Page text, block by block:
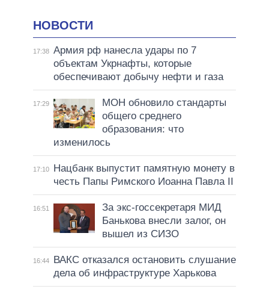
НОВОСТИ
17:38 Армия рф нанесла удары по 7
объектам Укрнафты, которые
обеспечивают добычу нефти и газа
17:29
МОН обновило стандарты
общего среднего
образования: что
изменилось
17:10
Нацбанк выпустит памятную монету в
честь Папы Римского Иоанна Павла II
16:51
За экс-госсекретаря МИД
Банькова внесли залог, он
вышел из СИЗО
16:44
ВАКС отказался остановить слушание
дела об инфраструктуре Харькова